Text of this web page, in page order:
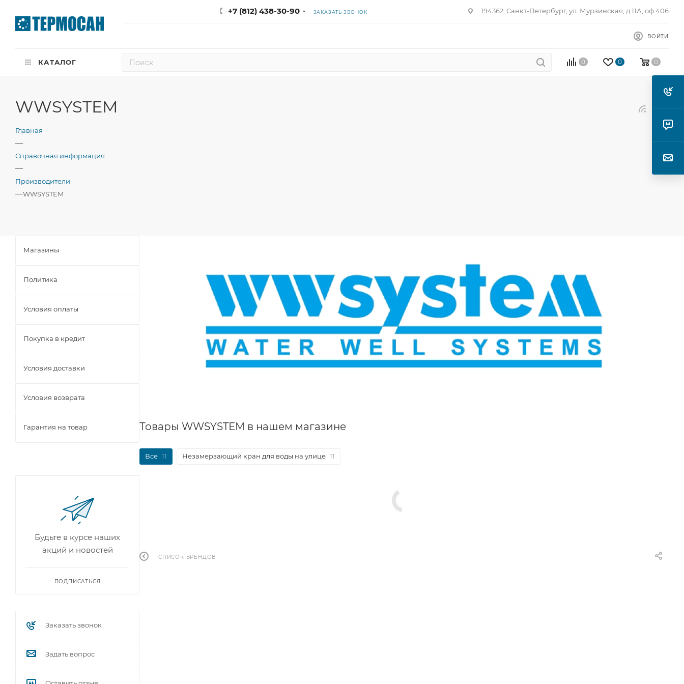
+7 (812) 438-30-90 ЗАКАЗАТЬ ЗВОНОК 194362, Санкт-Петербург, ул. Мурзинская, д.11А, оф.406
ВОЙТИ
КАТАЛОГ 0 0 0
WWSYSTEM
Главная
—
Справочная информация
—
Производители
—WWSYSTEM
Товары WWSYSTEM в нашем магазине
Все 11 Незамерзающий кран для воды на улице 11
СПИСОК БРЕНДОВ
Магазины
Политика
Условия оплаты
Покупка в кредит
Условия доставки
Условия возврата
Гарантия на товар
Будьте в курсе наших
акций и новостей
ПОДПИСАТЬСЯ
Заказать звонок
Задать вопрос